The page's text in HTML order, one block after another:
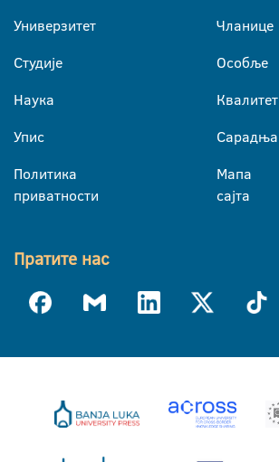
Универзитет
Студије
Наука
Упис
Политика
приватности
Чланице
Особље
Квалитет
Сарадња
Мапа
сајта
Пратите нас